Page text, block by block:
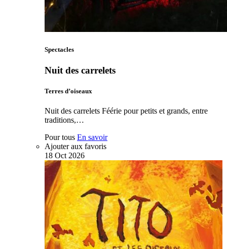
Spectacles
Nuit des carrelets
Terres d’oiseaux
Nuit des carrelets Féérie pour petits et grands, entre
traditions,…
Pour tous En savoir
Ajouter aux favoris
18 Oct 2026